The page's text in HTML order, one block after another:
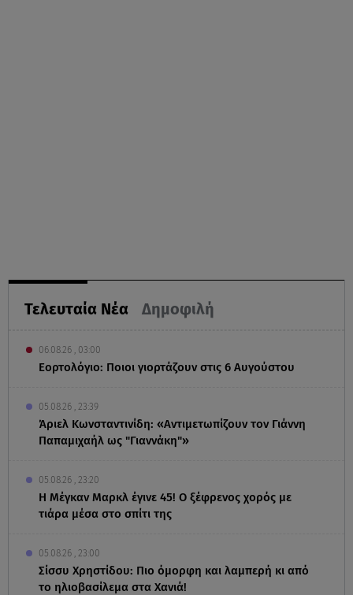
Τελευταία Νέα Δημοφιλή
06.08.26 , 03:00
Εορτολόγιο: Ποιοι γιορτάζουν στις 6 Αυγούστου
05.08.26 , 23:39
Άριελ Κωνσταντινίδη: «Αντιμετωπίζουν τον Γιάννη
Παπαμιχαήλ ως "Γιαννάκη"»
05.08.26 , 23:20
Η Μέγκαν Μαρκλ έγινε 45! Ο ξέφρενος χορός με
τιάρα μέσα στο σπίτι της
05.08.26 , 23:00
Σίσσυ Χρηστίδου: Πιο όμορφη και λαμπερή κι από
το ηλιοβασίλεμα στα Χανιά!